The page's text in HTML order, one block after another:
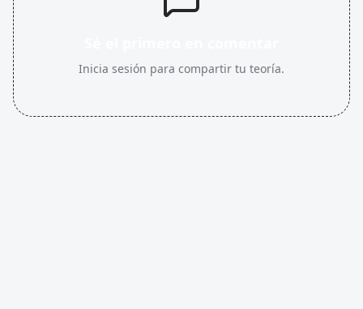
Inicia sesión para compartir tu teoría.